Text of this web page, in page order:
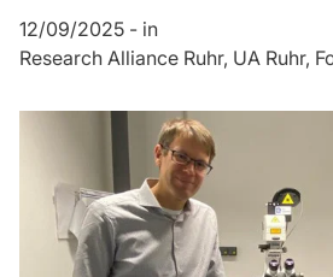
12/09/2025 - in
Research Alliance Ruhr UA Ruhr